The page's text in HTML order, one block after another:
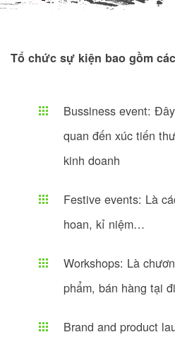
Tổ chức sự kiện bao gồm
Bussiness event:
quan đến xúc tiến
kinh doanh
Festive events: Là
hoan, kỉ niệm…
Workshops: Là
phẩm, bán hàng tại
Brand and product